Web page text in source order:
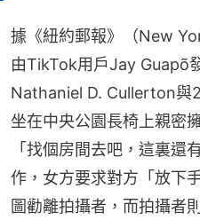
據《紐約郵報》（New
由TikTok用戶Jay Guapõ
Nathaniel D. Cullerton與
坐在中央公園長椅上親密
「找個房間去吧，這裏還
作，女方要求對方「放下
圖勸離拍攝者，而拍攝者